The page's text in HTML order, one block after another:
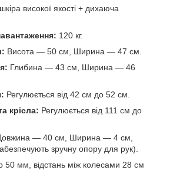
високої якості + дихаюча
120 кг.
Висота — 50 см, Ширина — 47 см.
Глибина — 43 см, Ширина — 46
Регулюється від 42 см до 52 см.
крісла: Регулюється від 111 см до
— 40 см, Ширина — 4 см,
зручну опору для рук).
50 мм, відстань між колесами 28 см